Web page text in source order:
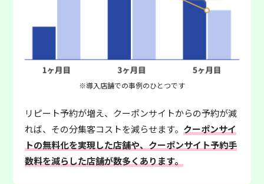
※導入店舗での事例のひとつです
リピート予約が増え、クーポンサイトからの予約が減
れば、その分集客コストを減らせます。 クーポンサイ
トの無料化を実現した店舗や、クーポンサイト予約手
数料を減らした店舗が数多くあります。